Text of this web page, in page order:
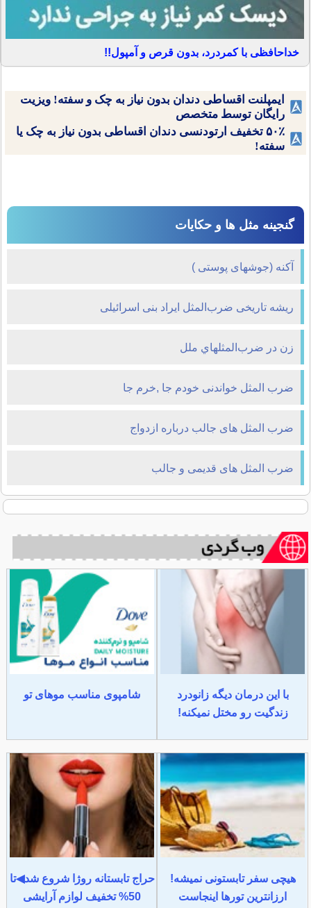
خداحافظی با کمردرد، بدون قرص و آمپول!!
ایمپلنت اقساطی دندان بدون نیاز به چک و سفته! ویزیت
رایگان توسط متخصص
۵۰٪ تخفیف ارتودنسی دندان اقساطی بدون نیاز به چک یا
سفته!
گنجینه مثل ها و حکایات
آکنه (جوشهای پوستی )
ریشه تاریخی ضرب‌المثل ایراد بنی اسرائیلی
زن در ضرب‌المثلهاي ملل
ضرب المثل خواندنی خودم جا ,خرم جا
ضرب المثل های جالب درباره ازدواج
ضرب المثل های قدیمی و جالب
با این درمان دیگه زانودرد
زندگیت رو مختل نمیکنه!
شامپوی مناسب موهای تو
هیچی سفر تابستونی نمیشه!
ارزانترین تورها اینجاست
حراج تابستانه روژا شروع شد◀تا
50% تخفیف لوازم آرایشی